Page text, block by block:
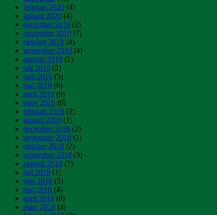
februari 2020 (4)
januari 2020 (4)
december 2019 (2)
november 2019 (7)
oktober 2019 (4)
september 2019 (4)
augusti 2019 (2)
juli 2019 (2)
juni 2019 (5)
maj 2019 (6)
april 2019 (9)
mars 2019 (6)
februari 2019 (2)
januari 2019 (1)
december 2018 (2)
november 2018 (1)
oktober 2018 (2)
september 2018 (3)
augusti 2018 (7)
juli 2018 (1)
juni 2018 (5)
maj 2018 (4)
april 2018 (8)
mars 2018 (4)